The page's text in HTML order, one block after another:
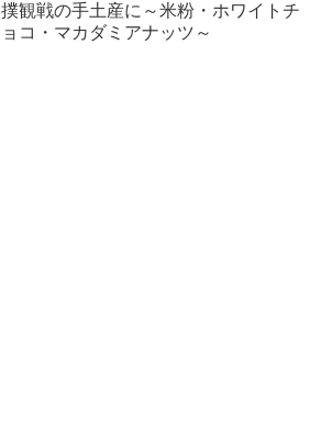
撲観戦の手土産に～米粉・ホワイトチ
ョコ・マカダミアナッツ～